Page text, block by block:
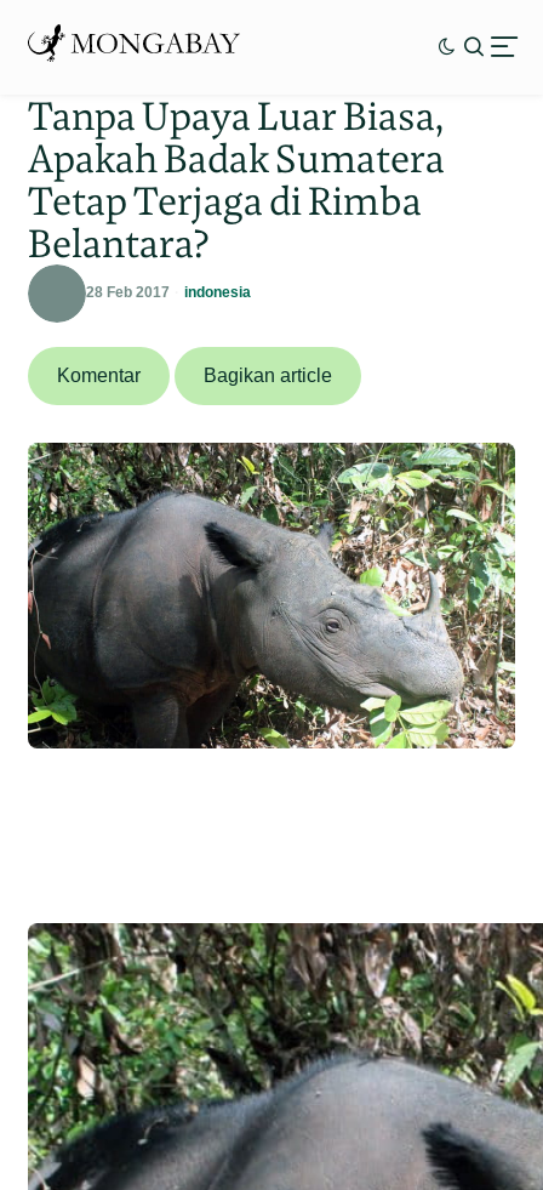
Tanpa Upaya Luar Biasa,
Apakah Badak Sumatera
Tetap Terjaga di Rimba
Belantara?
28 Feb 2017 indonesia
Komentar Bagikan article